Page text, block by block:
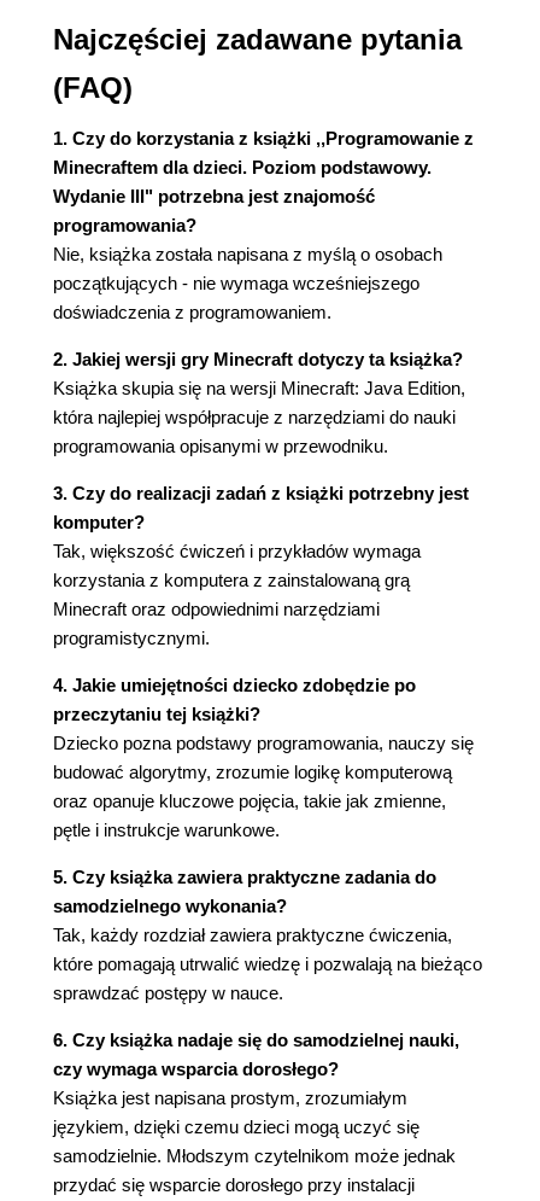
Najczęściej zadawane pytania
(FAQ)
1. Czy do korzystania z książki ,,Programowanie z
Minecraftem dla dzieci. Poziom podstawowy.
Wydanie III" potrzebna jest znajomość
programowania?
Nie, książka została napisana z myślą o osobach
początkujących - nie wymaga wcześniejszego
doświadczenia z programowaniem.
2. Jakiej wersji gry Minecraft dotyczy ta książka?
Książka skupia się na wersji Minecraft: Java Edition,
która najlepiej współpracuje z narzędziami do nauki
programowania opisanymi w przewodniku.
3. Czy do realizacji zadań z książki potrzebny jest
komputer?
Tak, większość ćwiczeń i przykładów wymaga
korzystania z komputera z zainstalowaną grą
Minecraft oraz odpowiednimi narzędziami
programistycznymi.
4. Jakie umiejętności dziecko zdobędzie po
przeczytaniu tej książki?
Dziecko pozna podstawy programowania, nauczy się
budować algorytmy, zrozumie logikę komputerową
oraz opanuje kluczowe pojęcia, takie jak zmienne,
pętle i instrukcje warunkowe.
5. Czy książka zawiera praktyczne zadania do
samodzielnego wykonania?
Tak, każdy rozdział zawiera praktyczne ćwiczenia,
które pomagają utrwalić wiedzę i pozwalają na bieżąco
sprawdzać postępy w nauce.
6. Czy książka nadaje się do samodzielnej nauki,
czy wymaga wsparcia dorosłego?
Książka jest napisana prostym, zrozumiałym
językiem, dzięki czemu dzieci mogą uczyć się
samodzielnie. Młodszym czytelnikom może jednak
przydać się wsparcie dorosłego przy instalacji